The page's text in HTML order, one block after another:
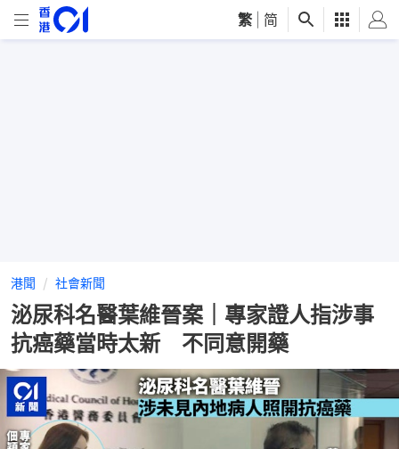
繁 简
港聞 社會新聞
泌尿科名醫葉維晉案｜專家證人指涉事
抗癌藥當時太新 不同意開藥